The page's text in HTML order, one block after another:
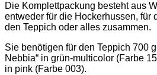
Die Komplettpackung besteht aus
entweder für die Hockerhussen, für
den Teppich oder alles zusammen.
Sie benötigen für den Teppich 700
Nebbia“ in grün-multicolor (Farbe
in pink (Farbe 003).